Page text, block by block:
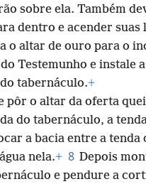
sobre ela. Também
dentro e acender suas
o altar de ouro para o
Testemunho e instale
tabernáculo.+
pôr o altar da oferta
do tabernáculo, a
a bacia entre a tenda
nela.+ 8 Depois
e pendure a